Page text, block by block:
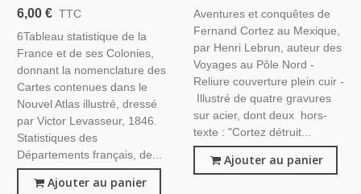
Levasseur 1846, Tableau
De Ses Colonies, Des
Départements
6,00 € TTC
6Tableau statistique de la
France et de ses Colonies,
donnant la nomenclature des
Cartes contenues dans le
Nouvel Atlas illustré, dressé
par Victor Levasseur, 1846.
Statistiques des
Départements français, de...
Ajouter au panier
Siècle, Amérique Latine,
Anthropologie,
Aventures et conquêtes de
Fernand Cortez au Mexique,
par Henri Lebrun, auteur des
Voyages au Pôle Nord -
Reliure couverture plein cuir -
Illustré de quatre gravures
sur acier, dont deux hors-
texte : "Cortez détruit...
Ajouter au panier